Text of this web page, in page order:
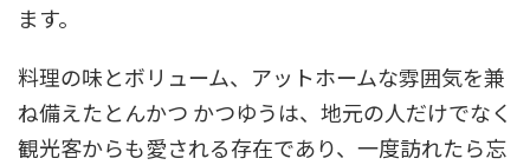
ます。
料理の味とボリューム、アットホームな雰囲気を兼
ね備えたとんかつ かつゆうは、地元の人だけでなく
観光客からも愛される存在であり、一度訪れたら忘